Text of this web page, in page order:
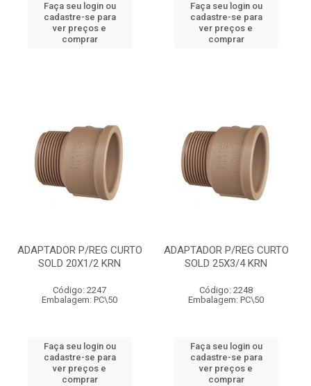
Faça seu login ou
cadastre-se para
ver preços e
comprar
Faça seu login ou
cadastre-se para
ver preços e
comprar
ADAPTADOR P/REG CURTO
SOLD 20X1/2 KRN
Código: 2247
Embalagem: PC\50
Faça seu login ou
cadastre-se para
ver preços e
comprar
ADAPTADOR P/REG CURTO
SOLD 25X3/4 KRN
Código: 2248
Embalagem: PC\50
Faça seu login ou
cadastre-se para
ver preços e
comprar